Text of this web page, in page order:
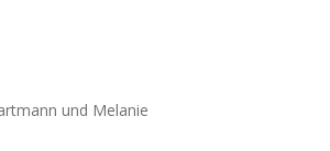
und Melanie